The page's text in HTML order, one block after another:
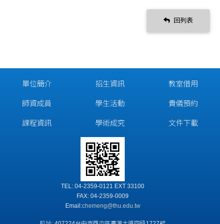
回列表
單位簡介
師資成員
課程資訊
招生資訊
學生活動
學術成究
教室借用
貴儀預約
文件下載
TEL: 04-2359-0121 EXT 33100
FAX: 04-2359-0009
Email:chemeng@thu.edu.tw